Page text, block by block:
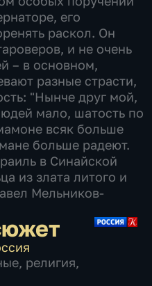
его
раскол. Он
и не очень
– в основном,
разные страсти,
"Нынче друг мой,
мало, шатость по
всяк больше
больше радеют.
в Синайской
из злата литого и
Мельников-
, религия,